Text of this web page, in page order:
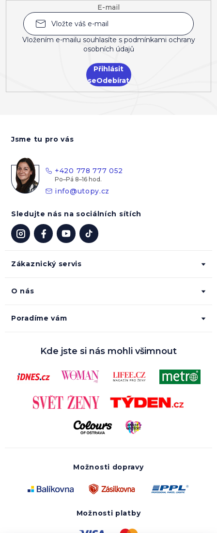
E-mail
Vložením e-mailu souhlasíte s podmínkami ochrany
osobních údajů
Přihlásit
se
Zákaznický servis
O nás
Poradíme vám
Jsme tu pro vás
+420 778 777 052
info@utopy.cz
Sledujte nás na sociálních sítích
Kde jste si nás mohli všimnout
Možnosti dopravy
Možnosti platby